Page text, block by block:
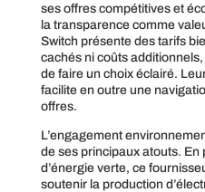
ses offres compétitives et
la transparence comme
Switch présente des tarifs
cachés ni coûts
de faire un choix éclairé.
facilite en outre une
offres.
L’engagement
de ses principaux atouts. En
d’énergie verte, ce
soutenir la production